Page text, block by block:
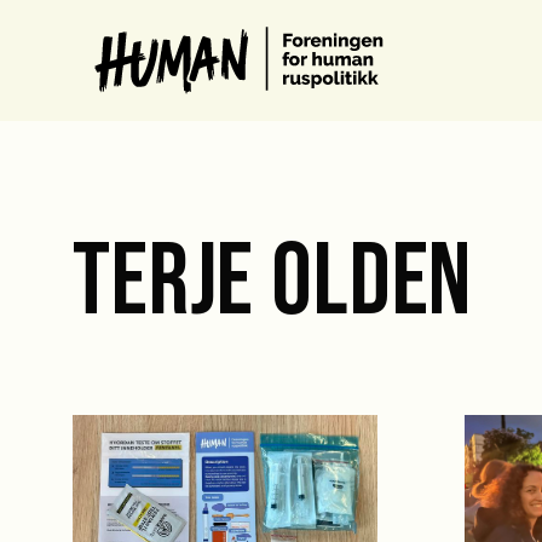
TERJE OLDEN